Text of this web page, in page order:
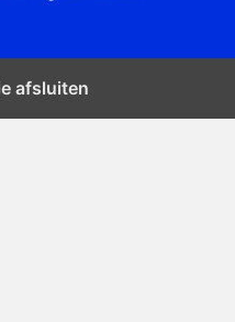
afsluiten